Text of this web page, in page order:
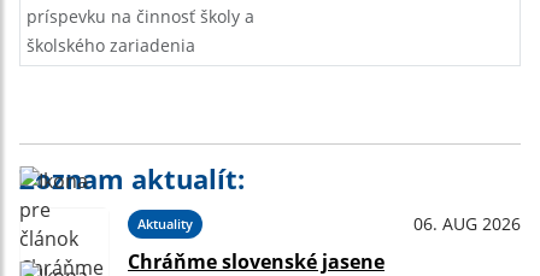
príspevku na činnosť školy a
školského zariadenia
Zoznam aktualít:
Aktuality 06. AUG 2026
Chráňme slovenské jasene